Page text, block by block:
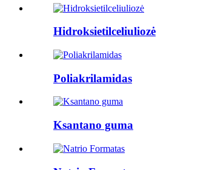
Hidroksietilceliuliozė
Poliakrilamidas
Ksantano guma